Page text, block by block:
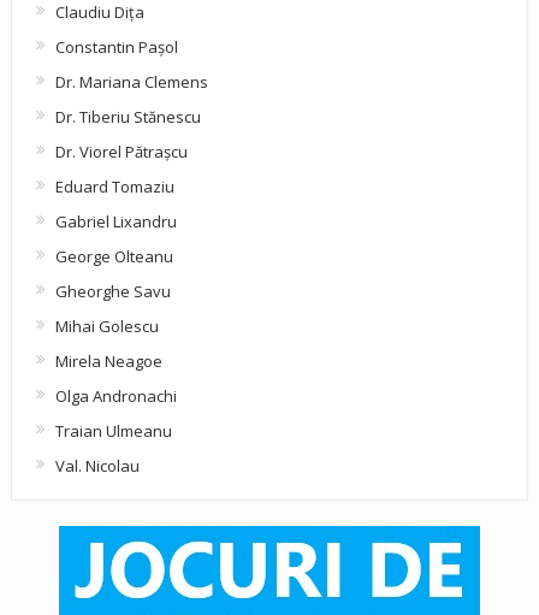
Claudiu Diţa
Constantin Pașol
Dr. Mariana Clemens
Dr. Tiberiu Stănescu
Dr. Viorel Pătraşcu
Eduard Tomaziu
Gabriel Lixandru
George Olteanu
Gheorghe Savu
Mihai Golescu
Mirela Neagoe
Olga Andronachi
Traian Ulmeanu
Val. Nicolau